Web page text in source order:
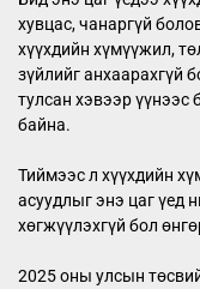
хувцас, чанаргүй
хүүхдийн хүмүүжил,
зүйлийг анхаарахгүй
тулсан хэвээр үүнээс
байна.
Тиймээс л хүүхдийн
асуудлыг энэ цаг үед
хөгжүүлэхгүй бол
2025 оны улсын